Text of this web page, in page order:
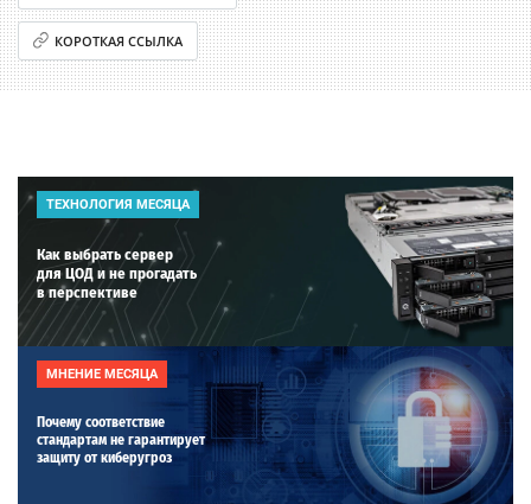
КОРОТКАЯ ССЫЛКА
ТЕХНОЛОГИЯ МЕСЯЦА
Как выбрать сервер
для ЦОД и не прогадать
в перспективе
МНЕНИЕ МЕСЯЦА
Почему соответствие
стандартам не гарантирует
защиту от киберугроз